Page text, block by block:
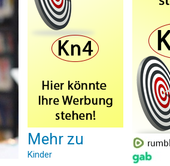
Mehr zu
Kinder